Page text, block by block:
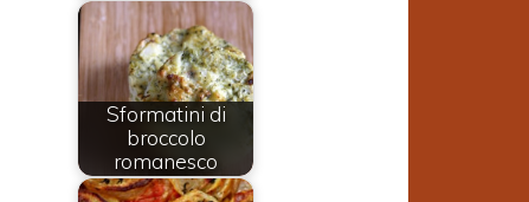
Sformatini di
broccolo
romanesco